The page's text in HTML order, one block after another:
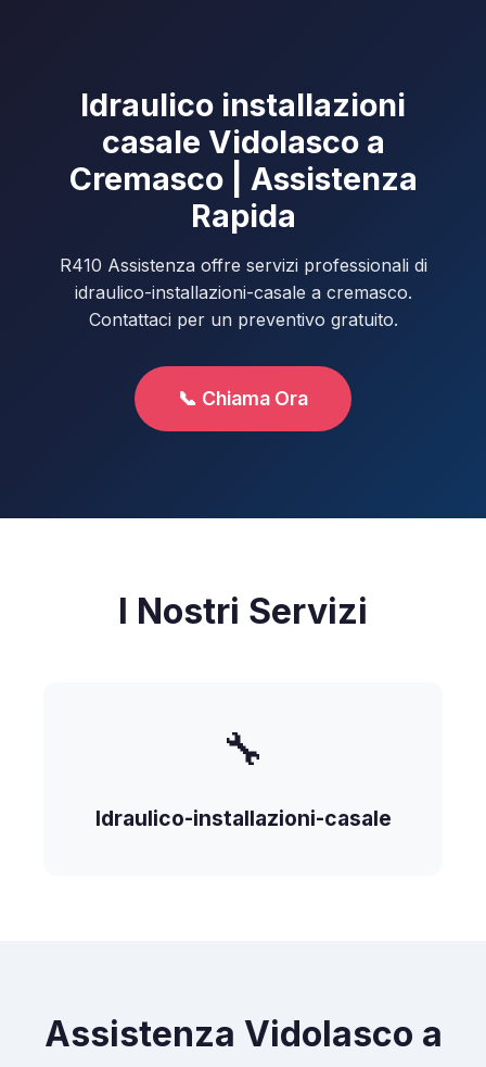
Idraulico installazioni
casale Vidolasco a
Cremasco | Assistenza
Rapida
R410 Assistenza offre servizi professionali di
idraulico-installazioni-casale a cremasco.
Contattaci per un preventivo gratuito.
📞 Chiama Ora
I Nostri Servizi
🔧
Idraulico-installazioni-casale
Assistenza Vidolasco a